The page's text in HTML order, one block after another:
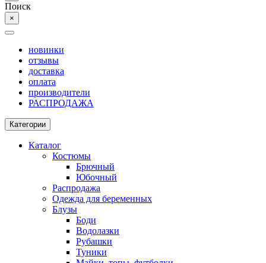
Поиск
×
новинки
отзывы
доставка
оплата
производители
РАСПРОДАЖА
Категории
Каталог
Костюмы
Брючный
Юбочный
Распродажа
Одежда для беременных
Блузы
Боди
Водолазки
Рубашки
Туники